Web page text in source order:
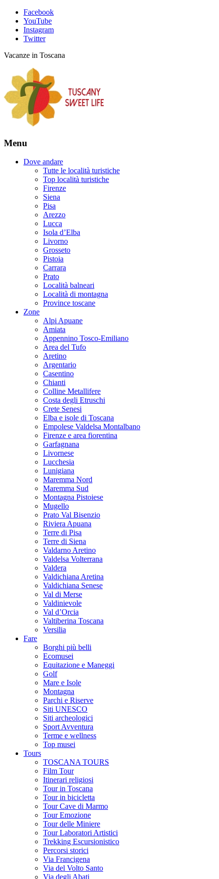
Facebook
YouTube
Instagram
Twitter
Vacanze in Toscana
Menu
Dove andare
Tutte le località turistiche
Top località turistiche
Firenze
Siena
Pisa
Arezzo
Lucca
Isola d’Elba
Livorno
Grosseto
Pistoia
Carrara
Prato
Località balneari
Località di montagna
Province toscane
Zone
Alpi Apuane
Amiata
Appennino Tosco-Emiliano
Area del Tufo
Aretino
Argentario
Casentino
Chianti
Colline Metallifere
Costa degli Etruschi
Crete Senesi
Elba e isole di Toscana
Empolese Valdelsa Montalbano
Firenze e area fiorentina
Garfagnana
Livornese
Lucchesia
Lunigiana
Maremma Nord
Maremma Sud
Montagna Pistoiese
Mugello
Prato Val Bisenzio
Riviera Apuana
Terre di Pisa
Terre di Siena
Valdarno Aretino
Valdelsa Volterrana
Valdera
Valdichiana Aretina
Valdichiana Senese
Val di Merse
Valdinievole
Val d’Orcia
Valtiberina Toscana
Versilia
Fare
Borghi più belli
Ecomusei
Equitazione e Maneggi
Golf
Mare e Isole
Montagna
Parchi e Riserve
Siti UNESCO
Siti archeologici
Sport Avventura
Terme e wellness
Top musei
Tours
TOSCANA TOURS
Film Tour
Itinerari religiosi
Tour in Toscana
Tour in bicicletta
Tour Cave di Marmo
Tour Emozione
Tour delle Miniere
Tour Laboratori Artistici
Trekking Escursionistico
Percorsi storici
Via Francigena
Via del Volto Santo
Via degli Abati